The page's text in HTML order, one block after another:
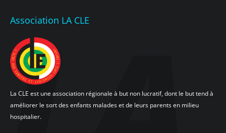
Association LA CLE
La CLE est une association régionale à but non lucratif, dont le but tend à
améliorer le sort des enfants malades et de leurs parents en milieu
hospitalier.